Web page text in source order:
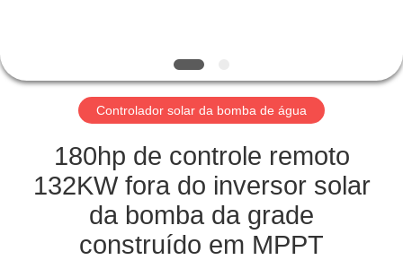
CONTROLE
DE
QUALIDADE
ENTRE
CONTATO
Controlador solar da bomba de água
180hp de controle remoto
132KW fora do inversor solar
da bomba da grade
construído em MPPT